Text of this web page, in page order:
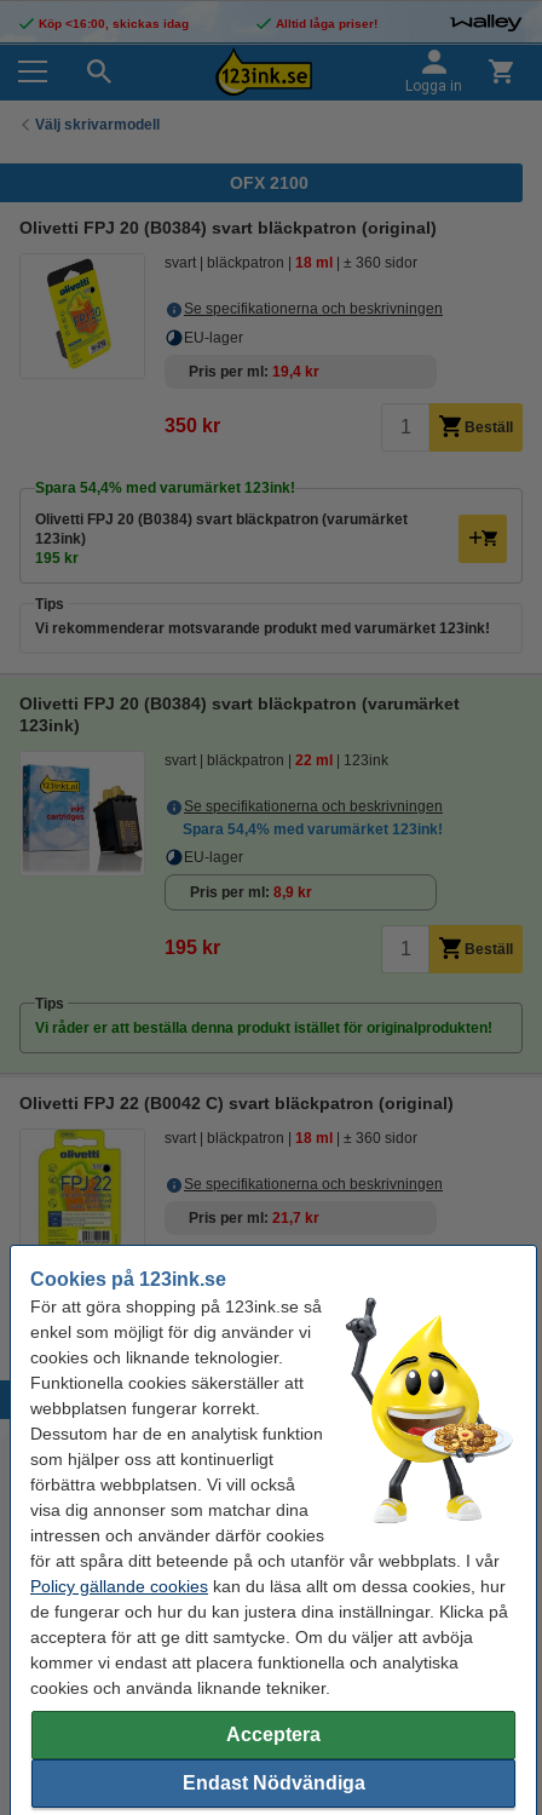
Cookies på 123ink.se
För att göra shopping på 123ink.se så
enkel som möjligt för dig använder vi
cookies och liknande teknologier.
Funktionella cookies säkerställer att
webbplatsen fungerar korrekt.
Dessutom har de en analytisk funktion
som hjälper oss att kontinuerligt
förbättra webbplatsen. Vi vill också
visa dig annonser som matchar dina
intressen och använder därför cookies
för att spåra ditt beteende på och utanför vår webbplats. I vår
Policy gällande cookies kan du läsa allt om dessa cookies, hur
de fungerar och hur du kan justera dina inställningar. Klicka på
acceptera för att ge ditt samtycke. Om du väljer att avböja
kommer vi endast att placera funktionella och analytiska
cookies och använda liknande tekniker.
Acceptera
Endast Nödvändiga
Köp <16:00, skickas idag Alltid låga priser!
Logga in
Välj skrivarmodell
OFX 2100
Olivetti FPJ 20 (B0384) svart bläckpatron (original)
svart bläckpatron 18 ml ± 360 sidor
Se specifikationerna och beskrivningen
EU-lager
Pris per ml
19,4 kr
350 kr Beställ
Spara 54,4% med varumärket 123ink!
Olivetti FPJ 20 (B0384) svart bläckpatron (varumärket
123ink)
195 kr
Tips
Vi rekommenderar motsvarande produkt med varumärket 123ink!
Olivetti FPJ 20 (B0384) svart bläckpatron (varumärket
123ink)
svart bläckpatron 22 ml 123ink
Se specifikationerna och beskrivningen
Spara 54,4% med varumärket 123ink!
EU-lager
Pris per ml 8,9 kr
195 kr Beställ
Tips
Vi råder er att beställa denna produkt istället för originalprodukten!
Olivetti FPJ 22 (B0042 C) svart bläckpatron (original)
svart bläckpatron 18 ml ± 360 sidor
Se specifikationerna och beskrivningen
Pris per ml
21,7 kr
Produkten tillverkas inte längre.
Populära produkter
Whiteboardpenna 2.5mm |
123ink | sorterade färger | 4st
60 kr Inkl. 25% Moms
Märkpenna permanent 2.5mm |
123ink | 4st
50 kr Inkl. 25% Moms